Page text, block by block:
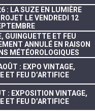
: LA SUZE EN LUMIÈRE
LE VENDREDI 12
GUINGUETTE ET FEU
ANNULÉ EN RAISON
MÉTÉOROLOGIQUES
: EXPO VINTAGE,
ET FEU D’ARTIFICE
: EXPOSITION VINTAGE,
ET FEU D’ARTIFICE